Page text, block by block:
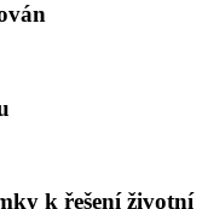
k řešení životní